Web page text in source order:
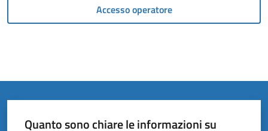
Tutti
Accesso operatore
Quanto sono chiare le informazioni su